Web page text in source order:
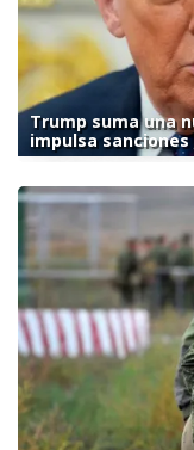
Trump suma una
impulsa